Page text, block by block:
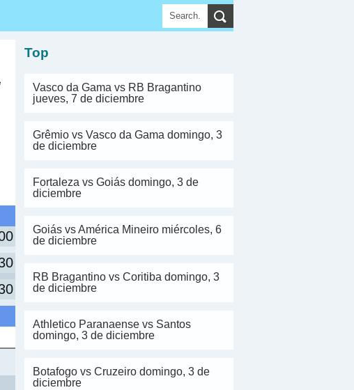
Top
Vasco da Gama vs RB Bragantino
jueves, 7 de diciembre
Grêmio vs Vasco da Gama domingo, 3
de diciembre
Fortaleza vs Goiás domingo, 3 de
diciembre
Goiás vs América Mineiro miércoles, 6
de diciembre
RB Bragantino vs Coritiba domingo, 3
de diciembre
Athletico Paranaense vs Santos
domingo, 3 de diciembre
Botafogo vs Cruzeiro domingo, 3 de
diciembre
▼